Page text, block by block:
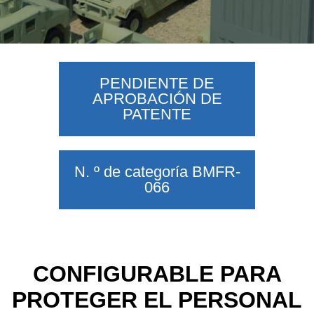
PENDIENTE DE
APROBACIÓN DE
PATENTE
N. º de categoría BMFR-
066
CONFIGURABLE PARA
PROTEGER EL PERSONAL